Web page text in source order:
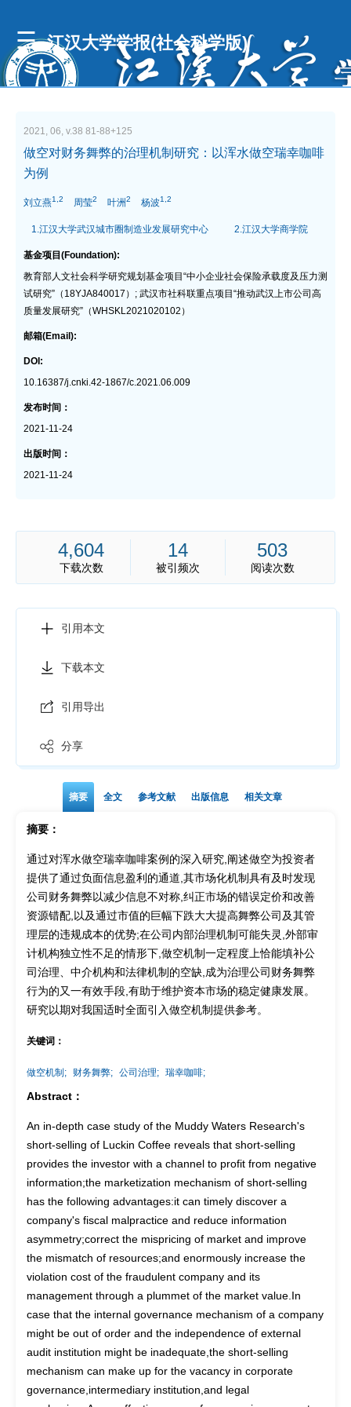
江汉大学学报(社会科学版)
2021, 06, v.38 81-88+125
做空对财务舞弊的治理机制研究：以浑水做空瑞幸咖啡
为例
刘立燕1,2 周莹2 叶洲2 杨波1,2
1.江汉大学武汉城市圈制造业发展研究中心 2.江汉大学商学院
基金项目(Foundation):
教育部人文社会科学研究规划基金项目“中小企业社会保险承载度及压力测
试研究”（18YJA840017）; 武汉市社科联重点项目“推动武汉上市公司高
质量发展研究”（WHSKL2021020102）
邮箱(Email):
DOI:
10.16387/j.cnki.42-1867/c.2021.06.009
发布时间：
2021-11-24
出版时间：
2021-11-24
4,604 14 503
下载次数 被引频次 阅读次数
引用本文
下载本文
引用导出
分享
摘要 全文 参考文献 出版信息 相关文章
摘要：
通过对浑水做空瑞幸咖啡案例的深入研究,阐述做空为投资者
提供了通过负面信息盈利的通道,其市场化机制具有及时发现
公司财务舞弊以减少信息不对称,纠正市场的错误定价和改善
资源错配,以及通过市值的巨幅下跌大大提高舞弊公司及其管
理层的违规成本的优势;在公司内部治理机制可能失灵,外部审
计机构独立性不足的情形下,做空机制一定程度上恰能填补公
司治理、中介机构和法律机制的空缺,成为治理公司财务舞弊
行为的又一有效手段,有助于维护资本市场的稳定健康发展。
研究以期对我国适时全面引入做空机制提供参考。
关键词：
做空机制; 财务舞弊; 公司治理; 瑞幸咖啡;
Abstract：
An in-depth case study of the Muddy Waters Research's
short-selling of Luckin Coffee reveals that short-selling
provides the investor with a channel to profit from negative
information;the marketization mechanism of short-selling
has the following advantages:it can timely discover a
company's fiscal malpractice and reduce information
asymmetry;correct the mispricing of market and improve
the mismatch of resources;and enormously increase the
violation cost of the fraudulent company and its
management through a plummet of the market value.In
case that the internal governance mechanism of a company
might be out of order and the independence of external
audit institution might be inadequate,the short-selling
mechanism can make up for the vacancy in corporate
governance,intermediary institution,and legal